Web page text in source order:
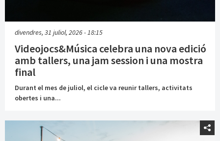
divendres, 31 juliol, 2026 - 18:15
Videojocs&Música celebra una nova edició
amb tallers, una jam session i una mostra
final
Durant el mes de juliol, el cicle va reunir tallers, activitats
obertes i una...